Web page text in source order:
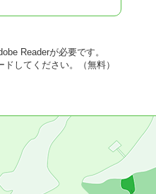
Readerが必要です。
してください。（無料）